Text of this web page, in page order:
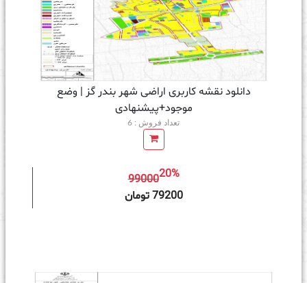
دانلود نقشه کاربری اراضی شهر بندر گز | وضع
موجود+پیشنهادی
تعداد فروش : 6
9900020%
79200 تومان